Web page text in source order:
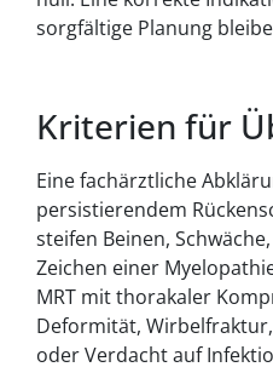
sorgfältige Planung
Kriterien für
Eine fachärztliche
persistierendem
steifen Beinen,
Zeichen einer
MRT mit thorakaler
Deformität,
oder Verdacht auf